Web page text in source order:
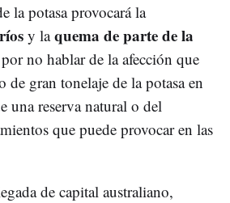
la potasa provocará la
ríos y laquema de parte de la
no hablar de la afección que
de gran tonelaje de la potasa en
una reserva natural o del
que puede provocar en las
de capital australiano,